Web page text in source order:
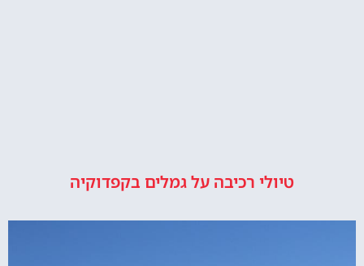
טיולי רכיבה על גמלים בקפדוקיה